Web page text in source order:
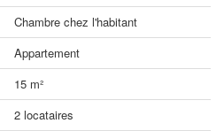
Chambre chez l'habitant
Appartement
15 m²
2 locataires